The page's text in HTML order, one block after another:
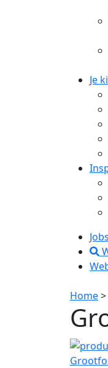
Je
Jobs
Home